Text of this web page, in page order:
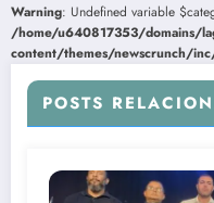
Warning: Undefined variable
/home/u640817353/domains/
content/themes/newscrunch/
POSTS